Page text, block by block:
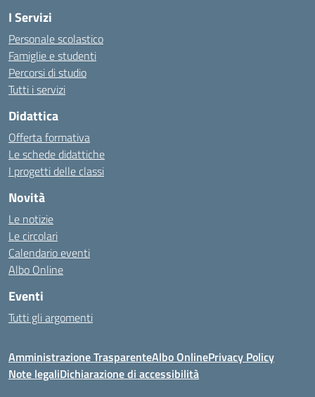
I Servizi
Personale scolastico
Famiglie e studenti
Percorsi di studio
Tutti i servizi
Didattica
Offerta formativa
Le schede didattiche
I progetti delle classi
Novità
Le notizie
Le circolari
Calendario eventi
Albo Online
Eventi
Tutti gli argomenti
Amministrazione TrasparenteAlbo OnlinePrivacy Policy
Note legaliDichiarazione di accessibilità